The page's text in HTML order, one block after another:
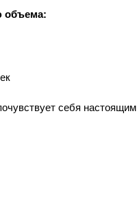
объема:
себя настоящим